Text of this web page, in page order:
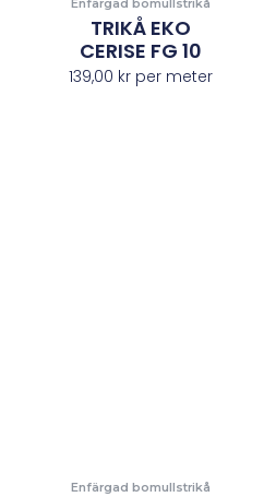
TRIKÅ EKO
CERISE FG 10
139,00 kr per meter
Enfärgad bomullstrikå